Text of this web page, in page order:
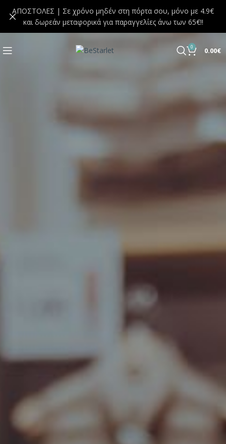
0 0.00€
ΑΠΟΣΤΟΛΕΣ | Σε χρόνο μηδέν στη πόρτα σου, μόνο με 4.9€
και δωρεάν μεταφορικά για παραγγελίες άνω των 65€!!